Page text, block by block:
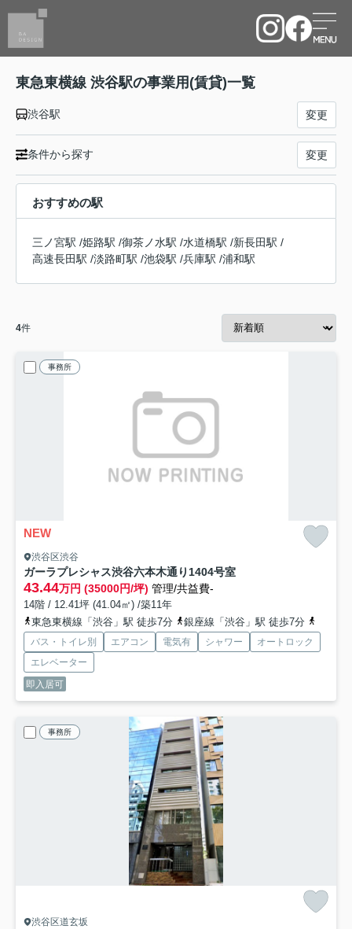
東急東横線 渋谷駅の事業用(賃貸)一覧
渋谷駅 変更
条件から探す 変更
おすすめの駅
三ノ宮駅 /姫路駅 /御茶ノ水駅 /水道橋駅 /新長田駅 /
高速長田駅 /淡路町駅 /池袋駅 /兵庫駅 /浦和駅
4件
事務所
NEW
渋谷区渋谷
ガーラプレシャス渋谷六本木通り 1404号室
43.44万円 (35000円/坪) 管理/共益費-
14階 / 12.41坪 (41.04㎡) /築11年
東急東横線「渋谷」駅 徒歩7分
銀座線「渋谷」駅 徒歩7分
バス・トイレ別 エアコン 電気有 シャワー
オートロック
エレベーター
即入居可
事務所
渋谷区道玄坂